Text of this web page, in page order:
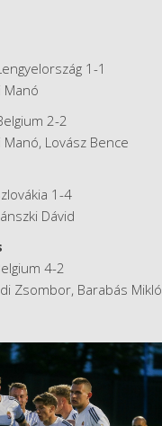
1-1
Manó
2-2
Lovász Bence
1-4
Dávid
4-2
Zsombor, Barabás